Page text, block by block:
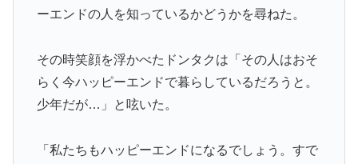
ーエンドの人を知っているかどうかを尋ねた。
その時笑顔を浮かべたドンタクは「その人はおそ
らく今ハッピーエンドで暮らしているだろうと。
少年だが…」と呟いた。
「私たちもハッピーエンドになるでしょう。すで